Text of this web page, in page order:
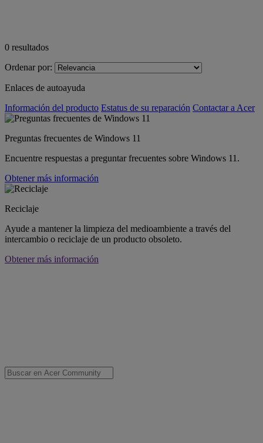
0 resultados
Ordenar por:
Enlaces de autoayuda
Información del producto Estatus de su reparación Contactar a Acer
Preguntas frecuentes de Windows 11
Encuentre respuestas a preguntar frecuentes sobre Windows 11.
Obtener más información
Reciclaje
Ayude a mantener la limpieza del medioambiente a través del
intercambio o reciclaje de un producto obsoleto.
Obtener más información